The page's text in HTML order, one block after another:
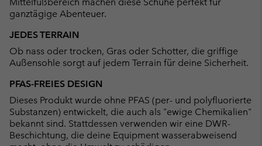
Mittelfußbereich machen diese Schuhe perfekt für
ganztägige Abenteuer.
JEDES TERRAIN
Ob nass oder trocken, Gras oder Schotter, die griffige
Außensohle sorgt auf jedem Terrain für deine Sicherheit.
PFAS-FREIES DESIGN
Dieses Produkt wurde ohne PFAS (per- und polyfluorierte
Substanzen) entwickelt, die auch als "ewige Chemikalien"
bekannt sind. Stattdessen verwenden wir eine DWR-
Beschichtung, die deine Equipment wasserabweisend